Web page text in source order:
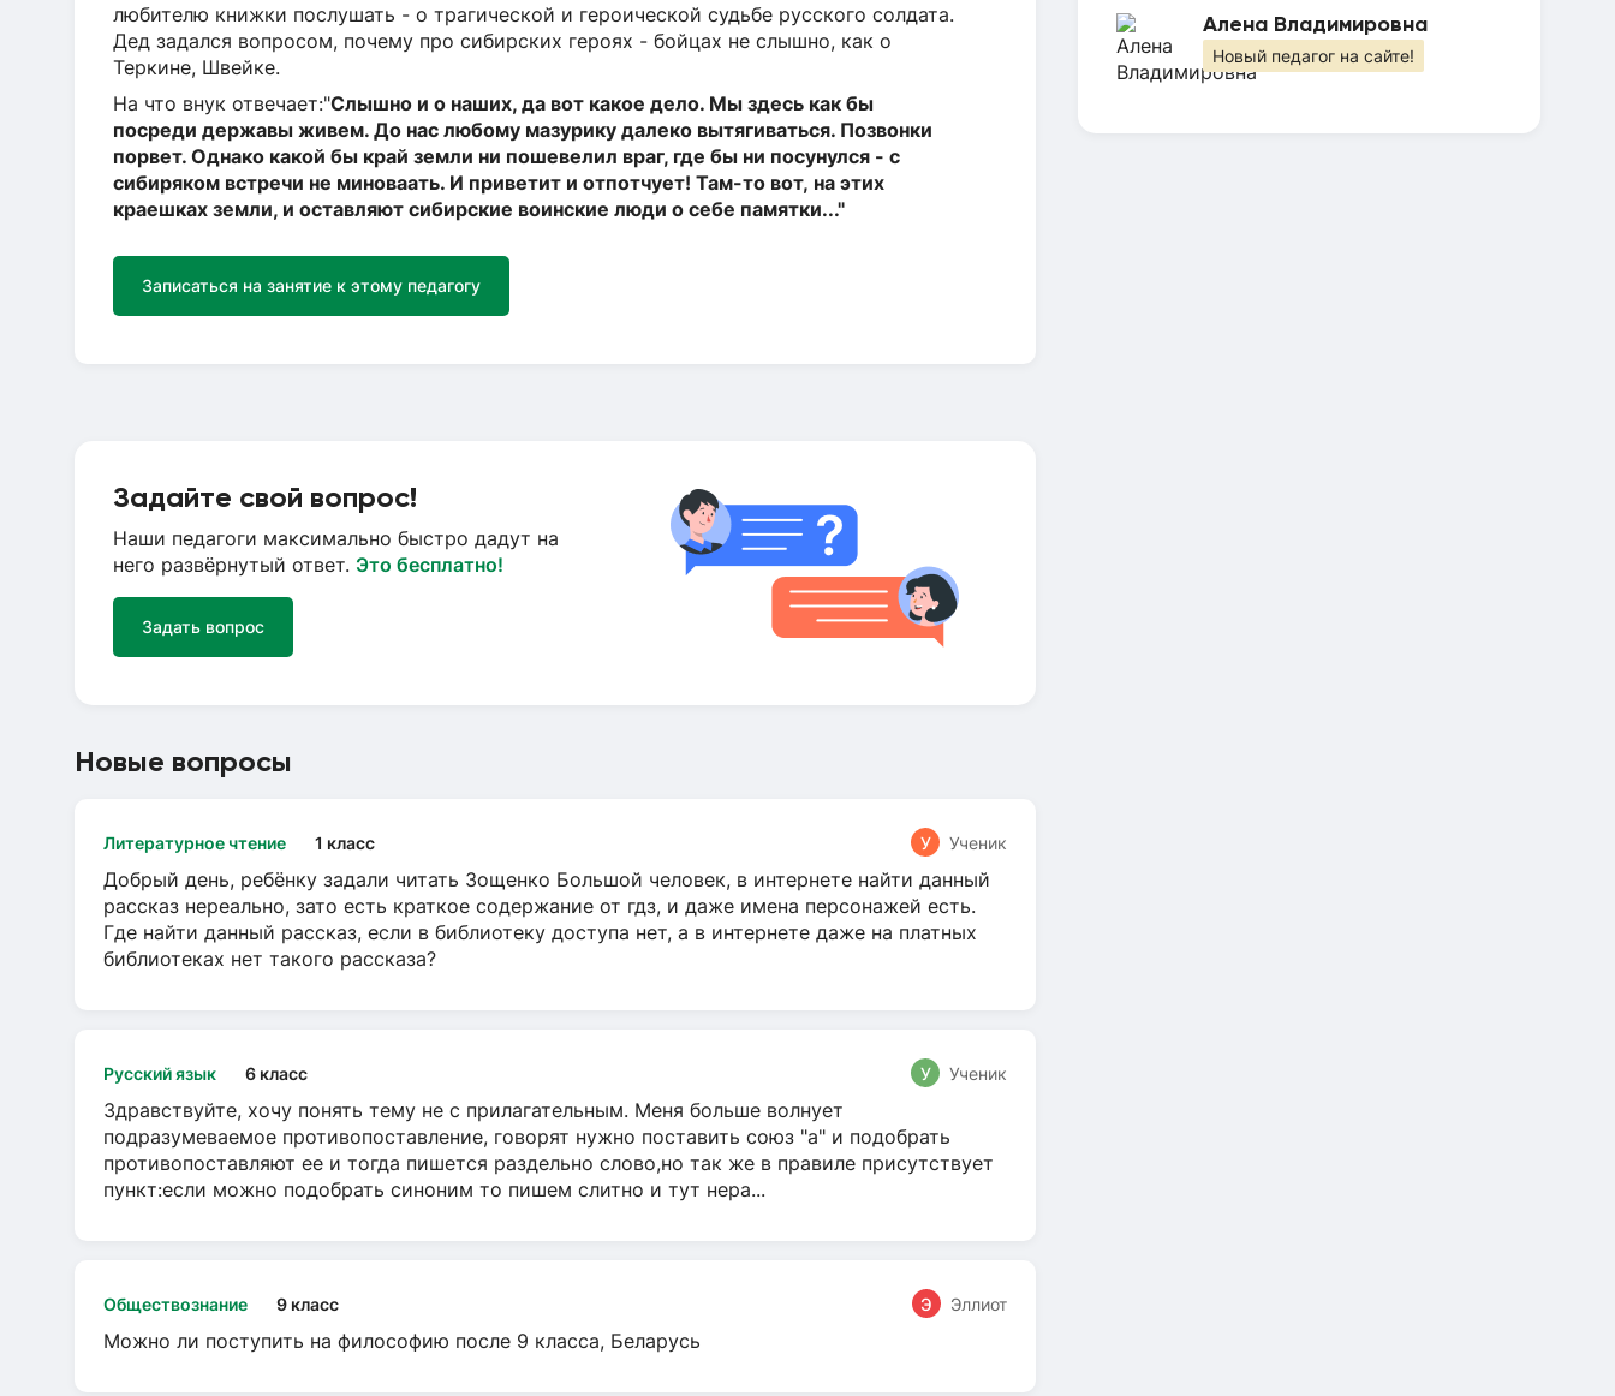
Алена Владимировна
Новый педагог на сайте!
любителю книжки послушать - о трагической и героической судьбе русского солдата.
Дед задался вопросом, почему про сибирских героях - бойцах не слышно, как о
Теркине, Швейке.
На что внук отвечает:"Слышно и о наших, да вот какое дело. Мы здесь как бы
посреди державы живем. До нас любому мазурику далеко вытягиваться. Позвонки
порвет. Однако какой бы край земли ни пошевелил враг, где бы ни посунулся - с
сибиряком встречи не миноваать. И приветит и отпотчует! Там-то вот, на этих
краешках земли, и оставляют сибирские воинские люди о себе памятки..."
Записаться на занятие к этому педагогу
Задайте свой вопрос!
Наши педагоги максимально быстро дадут на
него развёрнутый ответ. Это бесплатно!
Задать вопрос
Новые вопросы
Литературное чтение 1 класс У Ученик
Добрый день, ребёнку задали читать Зощенко Большой человек, в интернете найти данный
рассказ нереально, зато есть краткое содержание от гдз, и даже имена персонажей есть.
Где найти данный рассказ, если в библиотеку доступа нет, а в интернете даже на платных
библиотеках нет такого рассказа?
Русский язык 6 класс У Ученик
Здравствуйте, хочу понять тему не с прилагательным. Меня больше волнует
подразумеваемое противопоставление, говорят нужно поставить союз "а" и подобрать
противопоставляют ее и тогда пишется раздельно слово,но так же в правиле присутствует
пункт:если можно подобрать синоним то пишем слитно и тут нера...
Обществознание 9 класс Э Эллиот
Можно ли поступить на философию после 9 класса, Беларусь